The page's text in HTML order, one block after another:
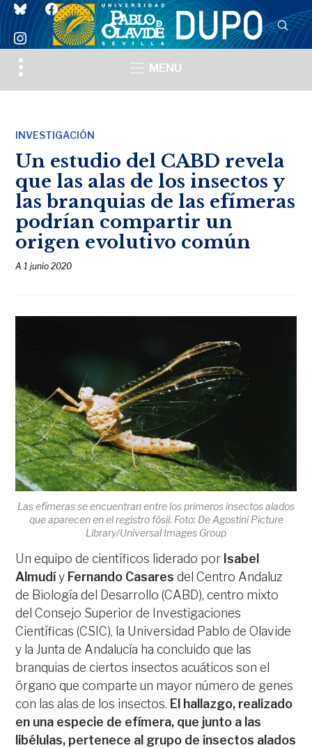
blueskyfacebook
instagram
Toggle
sidebar
MENU
INVESTIGACIÓN
Un estudio del CABD revela
que las alas de los insectos y
las branquias de las efímeras
podrían compartir un
origen evolutivo común
A1 junio 2020
Las efímeras se encuentran entre los primeros insectos alados
que aparecen en el registro fósil. Foto: De Agostini Picture
Library/Universal Images Group
Un equipo de científicos liderado por Isabel
Almudíy Fernando Casares del Centro Andaluz
de Biología del Desarrollo (CABD), centro mixto
del Consejo Superior de Investigaciones
Científicas (CSIC), la Universidad Pablo de Olavide
y la Junta de Andalucía ha concluido que las
branquias de ciertos insectos acuáticos son el
órgano que comparte un mayor número de genes
con las alas de los insectos. El hallazgo, realizado
en una especie de efímera, que junto a las
libélulas, pertenece al grupo de insectos alados